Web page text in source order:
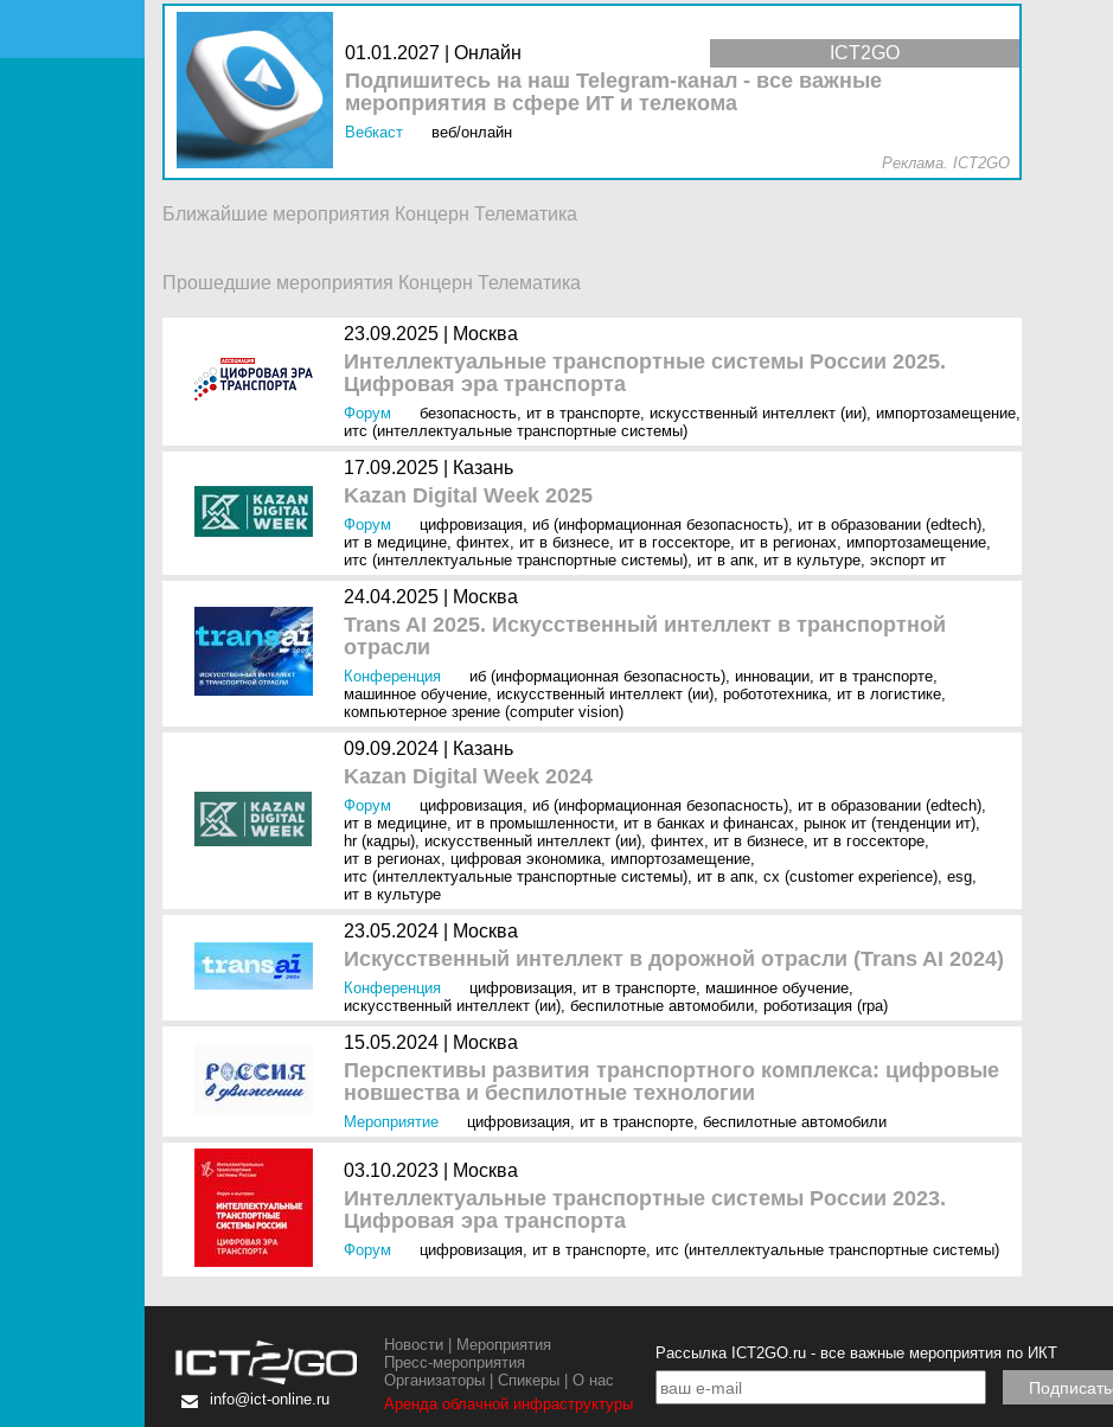
ICT2GO
01.01.2027 | Онлайн
Подпишитесь на наш Telegram-канал - все важные
мероприятия в сфере ИТ и телекома
Вебкаст
веб/онлайн
Реклама. ICT2GO
Ближайшие мероприятия Концерн Телематика
Прошедшие мероприятия Концерн Телематика
23.09.2025 | Москва
Интеллектуальные транспортные системы России 2025.
Цифровая эра транспорта
Форум безопасность, ит в транспорте, искусственный интеллект (ии), импортозамещение,
итс (интеллектуальные транспортные системы)
17.09.2025 | Казань
Kazan Digital Week 2025
Форум цифровизация, иб (информационная безопасность), ит в образовании (edtech),
ит в медицине, финтех, ит в бизнесе, ит в госсекторе, ит в регионах, импортозамещение,
итс (интеллектуальные транспортные системы), ит в апк, ит в культуре, экспорт ит
24.04.2025 | Москва
Trans AI 2025. Искусственный интеллект в транспортной
отрасли
Конференция иб (информационная безопасность), инновации, ит в транспорте,
машинное обучение, искусственный интеллект (ии), робототехника, ит в логистике,
компьютерное зрение (computer vision)
09.09.2024 | Казань
Kazan Digital Week 2024
Форум цифровизация, иб (информационная безопасность), ит в образовании (edtech),
ит в медицине, ит в промышленности, ит в банках и финансах, рынок ит (тенденции ит),
hr (кадры), искусственный интеллект (ии), финтех, ит в бизнесе, ит в госсекторе,
ит в регионах, цифровая экономика, импортозамещение,
итс (интеллектуальные транспортные системы), ит в апк, cx (customer experience), esg,
ит в культуре
23.05.2024 | Москва
Искусственный интеллект в дорожной отрасли (Trans AI 2024)
Конференция цифровизация, ит в транспорте, машинное обучение,
искусственный интеллект (ии), беспилотные автомобили, роботизация (rpa)
15.05.2024 | Москва
Перспективы развития транспортного комплекса: цифровые
новшества и беспилотные технологии
Мероприятие цифровизация, ит в транспорте, беспилотные автомобили
03.10.2023 | Москва
Интеллектуальные транспортные системы России 2023.
Цифровая эра транспорта
Форум цифровизация, ит в транспорте, итс (интеллектуальные транспортные системы)
info@ict-online.ru
Новости
Мероприятия
Пресс-мероприятия
Организаторы |Спикеры |О нас
Аренда облачной инфраструктуры
Рассылка ICT2GO.ru - все важные мероприятия по ИКТ